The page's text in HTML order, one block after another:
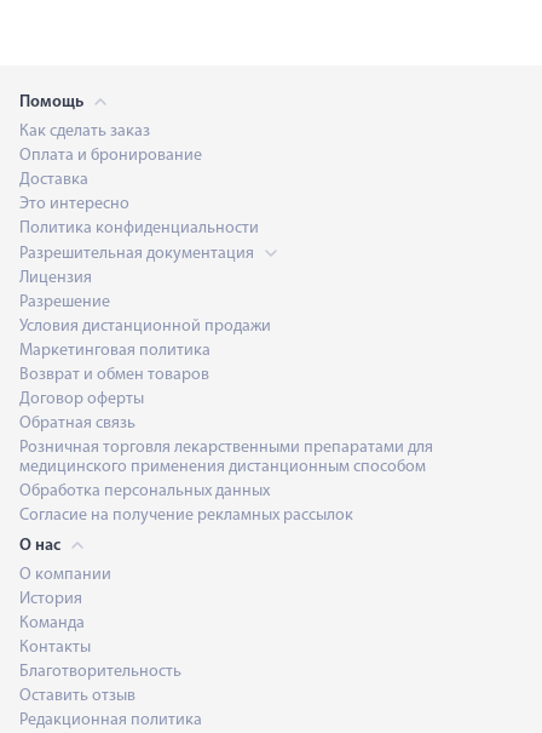
Помощь
Как сделать заказ
Оплата и бронирование
Доставка
Это интересно
Политика конфиденциальности
Разрешительная документация
Лицензия
Разрешение
Условия дистанционной продажи
Маркетинговая политика
Возврат и обмен товаров
Договор оферты
Обратная связь
Розничная торговля лекарственными препаратами для
медицинского применения дистанционным способом
Обработка персональных данных
Согласие на получение рекламных рассылок
О нас
О компании
История
Команда
Контакты
Благотворительность
Оставить отзыв
Редакционная политика